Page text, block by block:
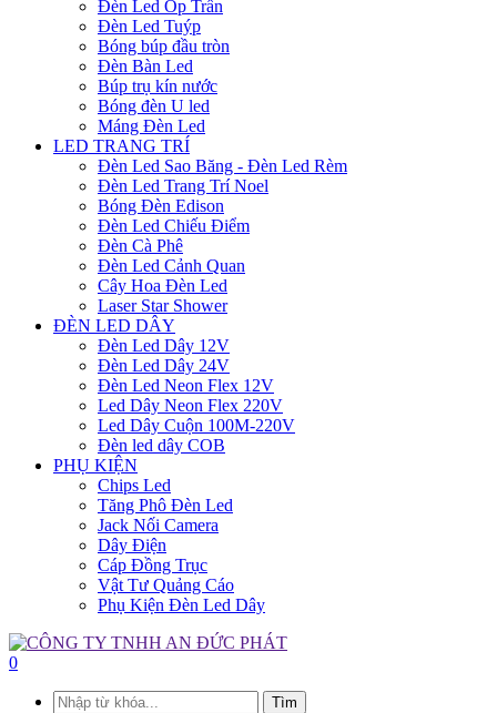
Đèn Led Ốp Trần
Đèn Led Tuýp
Bóng búp đầu tròn
Đèn Bàn Led
Búp trụ kín nước
Bóng đèn U led
Máng Đèn Led
LED TRANG TRÍ
Đèn Led Sao Băng - Đèn Led Rèm
Đèn Led Trang Trí Noel
Bóng Đèn Edison
Đèn Led Chiếu Điểm
Đèn Cà Phê
Đèn Led Cảnh Quan
Cây Hoa Đèn Led
Laser Star Shower
ĐÈN LED DÂY
Đèn Led Dây 12V
Đèn Led Dây 24V
Đèn Led Neon Flex 12V
Led Dây Neon Flex 220V
Led Dây Cuộn 100M-220V
Đèn led dây COB
PHỤ KIỆN
Chips Led
Tăng Phô Đèn Led
Jack Nối Camera
Dây Điện
Cáp Đồng Trục
Vật Tư Quảng Cáo
Phụ Kiện Đèn Led Dây
0
Tìm